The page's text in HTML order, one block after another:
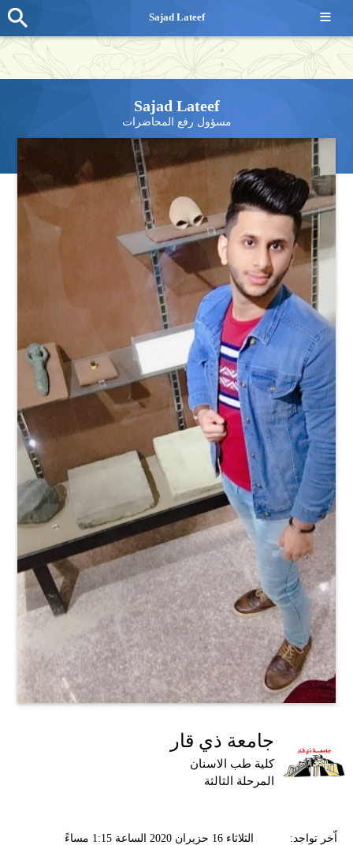
Sajad Lateef
مسؤول رفع المحاضرات
جامعة ذي قار
كلية طب الاسنان
المرحلة الثالثة
اّخر تواجد:
الثلاثاء 16 حزيران 2020 الساعة 1:15 مساءً
≡
Sajad Lateef